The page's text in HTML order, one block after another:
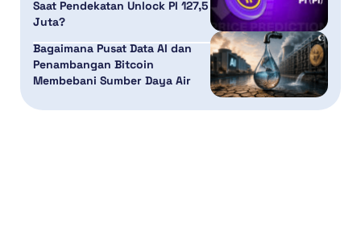
Saat Pendekatan Unlock PI 127,5
Juta?
Bagaimana Pusat Data AI dan
Penambangan Bitcoin
Membebani Sumber Daya Air